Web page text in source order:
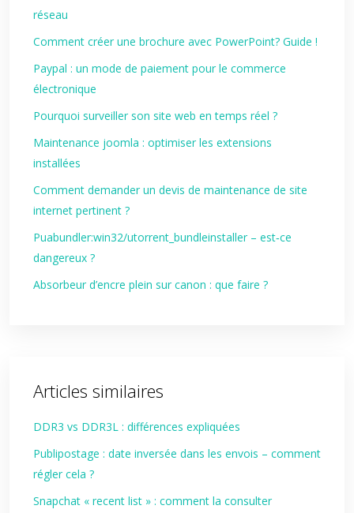
réseau
Comment créer une brochure avec PowerPoint? Guide !
Paypal : un mode de paiement pour le commerce
électronique
Pourquoi surveiller son site web en temps réel ?
Maintenance joomla : optimiser les extensions
installées
Comment demander un devis de maintenance de site
internet pertinent ?
Puabundler:win32/utorrent_bundleinstaller – est‑ce
dangereux ?
Absorbeur d’encre plein sur canon : que faire ?
Articles similaires
DDR3 vs DDR3L : différences expliquées
Publipostage : date inversée dans les envois – comment
régler cela ?
Snapchat « recent list » : comment la consulter